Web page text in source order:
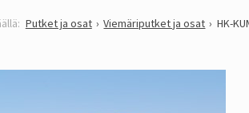
Putket ja osat Viemäriputket ja osat HK-